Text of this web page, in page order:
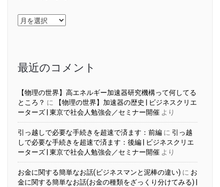
ア
ー
最近のコメント
【物理の世界】高エネルギー加速器研究機構って何してる
ところ？ に
【物理の世界】加速器の歴史 | ビジネスクリエ
ーターズ | 東京で社会人勉強会／セミナー開催 より
引っ越しで必要な手続きを超速で済ます：前編 に 引っ越
しで必要な手続きを超速で済ます：後編 | ビジネスクリエ
ーターズ | 東京で社会人勉強会／セミナー開催 より
お金に関する簡単なお話(ビジネスマンと泥棒の違い) に お
金に関する簡単なお話(お金の種類をざっくり分けてみる) |